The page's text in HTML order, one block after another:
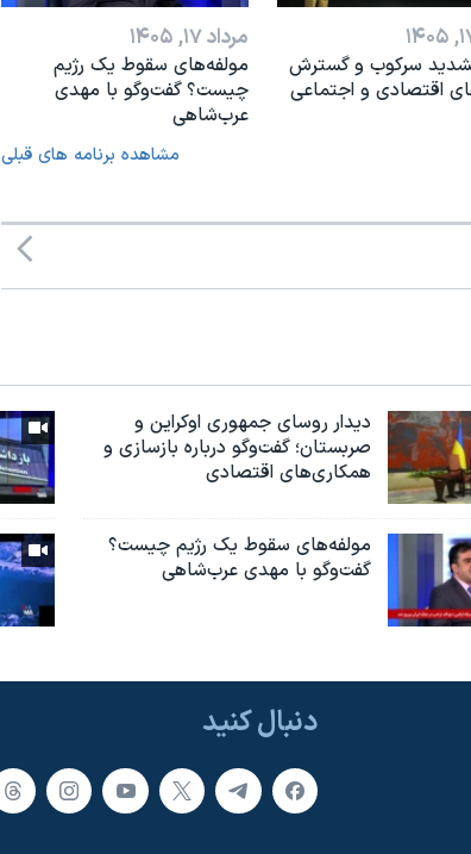
تشدید سرکوب و گسترش
اقتصادی و اجتماعی
مرداد ۱۷, ۱۴۰۵
مولفه‌های سقوط یک رژیم
چیست؟ گفت‌وگو با مهدی
عرب‌شاهی
مشاهده برنامه های قبلی
دیدار روسای جمهوری اوکراین و
صربستان؛ گفت‌وگو درباره بازسازی و
همکاری‌های اقتصادی
مولفه‌های سقوط یک رژیم چیست؟
گفت‌وگو با مهدی عرب‌شاهی
دنبال کنید